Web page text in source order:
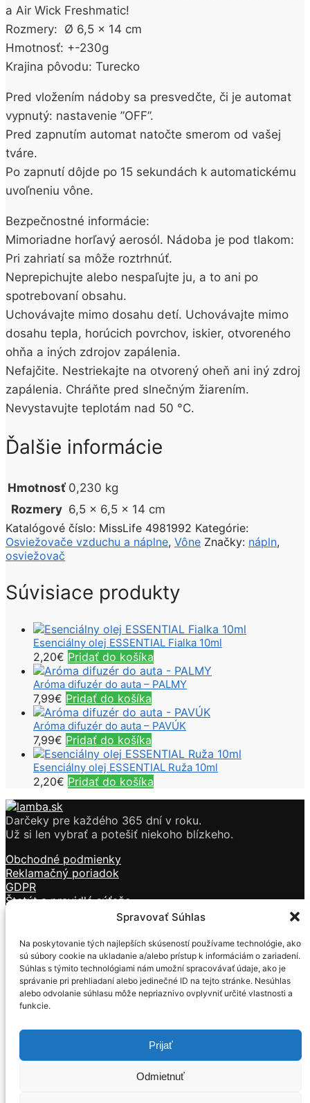
Spravovať Súhlas
Na poskytovanie tých najlepších skúseností používame technológie, ako
sú súbory cookie na ukladanie a/alebo prístup k informáciám o zariadení.
Súhlas s týmito technológiami nám umožní spracovávať údaje, ako je
správanie pri prehliadaní alebo jedinečné ID na tejto stránke. Nesúhlas
alebo odvolanie súhlasu môže nepriaznivo ovplyvniť určité vlastnosti a
funkcie.
Prijať
Odmietnuť
a Air Wick Freshmatic!
Rozmery: Ø 6,5 x 14 cm
Hmotnosť: +-230g
Krajina pôvodu: Turecko
Pred vložením nádoby sa presvedčte, či je automat
vypnutý: nastavenie ”OFF”.
Pred zapnutím automat natočte smerom od vašej
tváre.
Po zapnutí dôjde po 15 sekundách k automatickému
uvoľneniu vône.
Bezpečnostné informácie:
Mimoriadne horľavý aerosól. Nádoba je pod tlakom:
Pri zahriatí sa môže roztrhnúť.
Neprepichujte alebo nespaľujte ju, a to ani po
spotrebovaní obsahu.
Uchovávajte mimo dosahu detí. Uchovávajte mimo
dosahu tepla, horúcich povrchov, iskier, otvoreného
ohňa a iných zdrojov zapálenia.
Nefajčite. Nestriekajte na otvorený oheň ani iný zdroj
zapálenia. Chráňte pred slnečným žiarením.
Nevystavujte teplotám nad 50 °C.
Ďalšie informácie
Hmotnosť 0,230 kg
Rozmery 6,5 × 6,5 × 14 cm
Katalógové číslo: MissLife 4981992 Kategórie:
Osviežovače vzduchu a náplne, Vône Značky: nápln,
osviežovač
Súvisiace produkty
Esenciálny olej ESSENTIAL Fialka 10ml
2,20€ Pridať do košíka
Aróma difuzér do auta – PALMY
7,99€ Pridať do košíka
Aróma difuzér do auta – PAVÚK
7,99€ Pridať do košíka
Esenciálny olej ESSENTIAL Ruža 10ml
2,20€ Pridať do košíka
Darčeky pre každého 365 dní v roku.
Už si len vybrať a potešiť niekoho blízkeho.
Obchodné podmienky
Reklamačný poriadok
GDPR
Štatút a pravidlá súťaže
Sviečky
Kozmetika
Vône
Tečúci dym
Darčekové predmety
Formulár na ODSTÚPENIE OD ZMLUVY
Formulár na REKLAMÁCIU